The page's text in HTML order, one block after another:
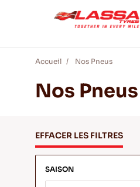
Accueil Nos Pneus
Nos Pneus
EFFACER LES FILTRES
SAISON